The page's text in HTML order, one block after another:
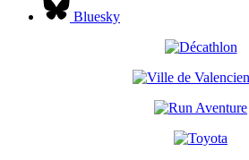
Bluesky